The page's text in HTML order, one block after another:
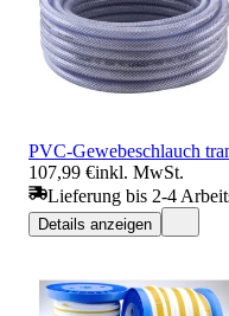
PVC-Gewebeschlauch
107,99 €inkl. MwSt.
Lieferung bis 2-4
Details anzeigen